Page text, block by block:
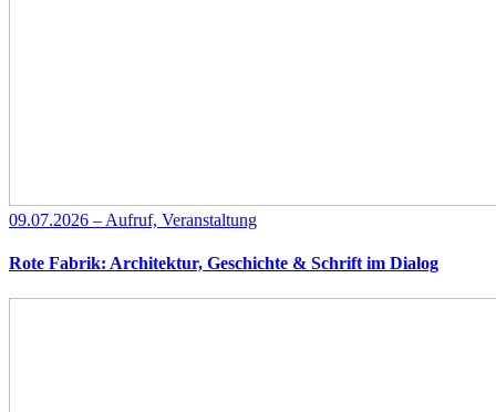
09.07.2026 – Aufruf, Veranstaltung
Rote Fabrik: Architektur, Geschichte & Schrift im Dialog